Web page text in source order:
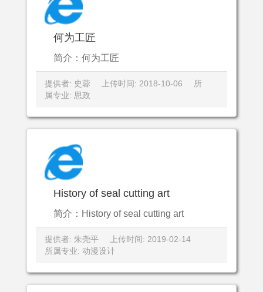
何为工匠
简介：何为工匠
提供者: 史蓉 上传时间: 2018-10-06
所
属专业: 思政
History of seal cutting art
简介：History of seal cutting art
提供者: 朱尧平
上传时间: 2019-02-14
所属专业: 动漫设计